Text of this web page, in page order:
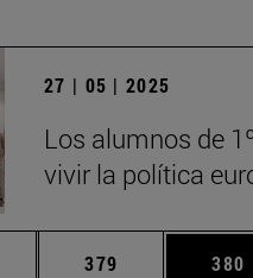
27 | 05 | 2025
Los alumnos de
vivir la política
Páginas intermedias Use
Página
379 380